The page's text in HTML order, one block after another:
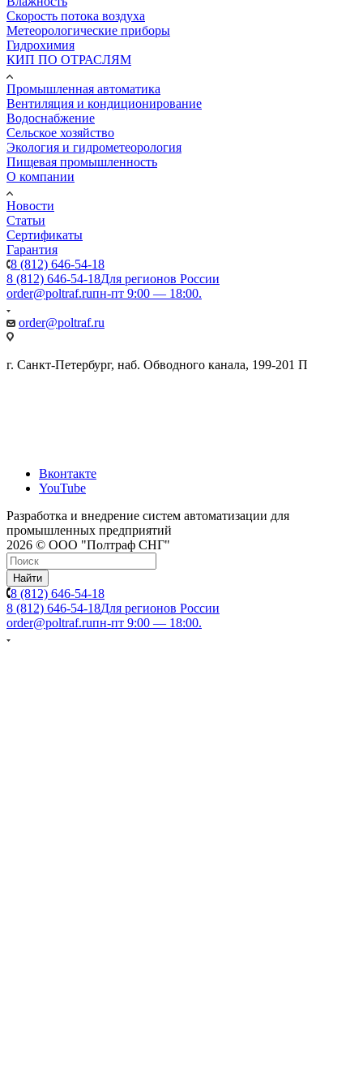
Скорость потока воздуха
Метеорологические приборы
Гидрохимия
КИП ПО ОТРАСЛЯМ
Промышленная автоматика
Вентиляция и кондиционирование
Водоснабжение
Сельское хозяйство
Экология и гидрометеорология
Пищевая промышленность
О компании
Новости
Статьи
Сертификаты
Гарантия
8 (812) 646-54-18
8 (812) 646-54-18Для регионов России
order@poltraf.ruпн-пт 9:00 — 18:00.
order@poltraf.ru
г. Санкт-Петербург, наб. Обводного канала, 199-201 П
Вконтакте
YouTube
Разработка и внедрение систем автоматизации для
промышленных предприятий
2026 © ООО "Полтраф СНГ"
Найти
8 (812) 646-54-18
8 (812) 646-54-18Для регионов России
order@poltraf.ruпн-пт 9:00 — 18:00.